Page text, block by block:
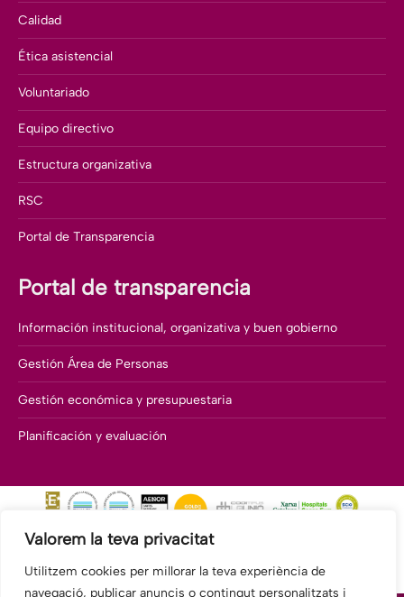
Valorem la teva privacitat
Utilitzem cookies per millorar la teva experiència de
navegació, publicar anuncis o contingut personalitzats i
Calidad
Ética asistencial
Voluntariado
Equipo directivo
Estructura organizativa
RSC
Portal de Transparencia
Portal de transparencia
Información institucional, organizativa y buen gobierno
Gestión Área de Personas
Gestión económica y presupuestaria
Planificación y evaluación